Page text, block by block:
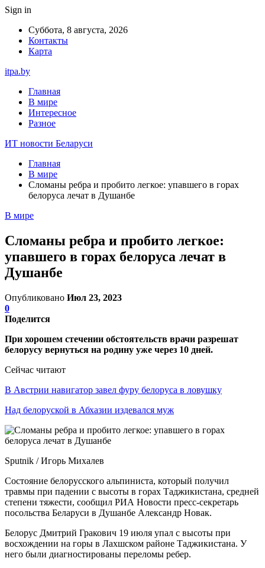
Sign in
Суббота, 8 августа, 2026
Контакты
Карта
itpa.by
Главная
В мире
Интересное
Разное
ИТ новости Беларуси
Главная
В мире
Сломаны ребра и пробито легкое: упавшего в горах
белоруса лечат в Душанбе
В мире
Сломаны ребра и пробито легкое:
упавшего в горах белоруса лечат в
Душанбе
Опубликовано Июл 23, 2023
0
Поделится
При хорошем стечении обстоятельств врачи разрешат
белорусу вернуться на родину уже через 10 дней.
Сейчас читают
В Австрии навигатор завел фуру белоруса в ловушку
Над белоруской в Абхазии издевался муж
Sputnik / Игорь Михалев
Состояние белорусского альпиниста, который получил
травмы при падении с высоты в горах Таджикистана, средней
степени тяжести, сообщил РИА Новости пресс-секретарь
посольства Беларуси в Душанбе Александр Новак.
Белорус Дмитрий Гракович 19 июля упал с высоты при
восхождении на горы в Лахшском районе Таджикистана. У
него были диагностированы переломы ребер.